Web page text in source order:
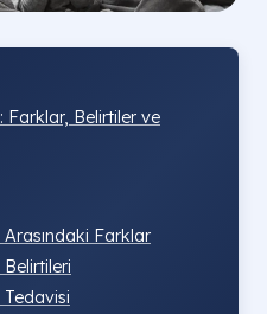
Farklar, Belirtiler ve
Arasındaki Farklar
Belirtileri
Tedavisi